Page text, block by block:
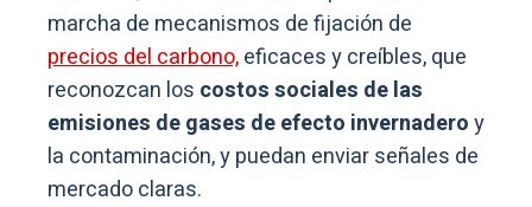
marcha de mecanismos de fijación de
precios del carbono,eficaces y creíbles, que
reconozcan los costos sociales de las
emisiones de gases de efecto invernaderoy
la contaminación, y puedan enviar señales de
mercado claras.